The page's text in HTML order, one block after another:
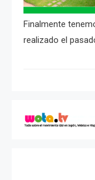
Finalmente
realizado el